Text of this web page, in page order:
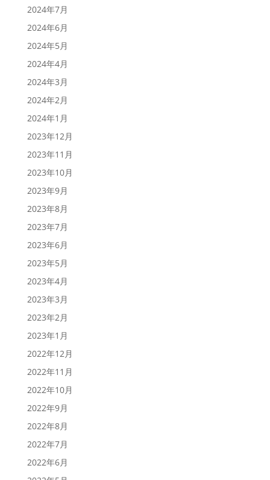
2024年7月
2024年6月
2024年5月
2024年4月
2024年3月
2024年2月
2024年1月
2023年12月
2023年11月
2023年10月
2023年9月
2023年8月
2023年7月
2023年6月
2023年5月
2023年4月
2023年3月
2023年2月
2023年1月
2022年12月
2022年11月
2022年10月
2022年9月
2022年8月
2022年7月
2022年6月